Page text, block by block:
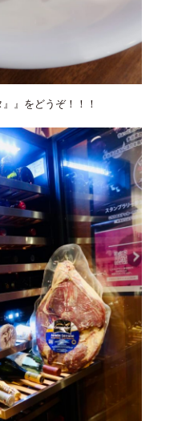
』をどうぞ！！！